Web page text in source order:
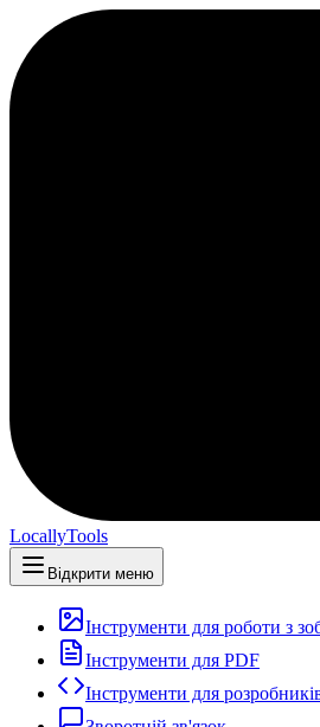
LocallyTools
Відкрити меню
Інструменти для роботи з
Інструменти для PDF
Інструменти для